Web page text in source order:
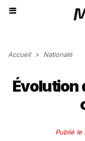
Accueil > Nationale
Évolution
Publié le